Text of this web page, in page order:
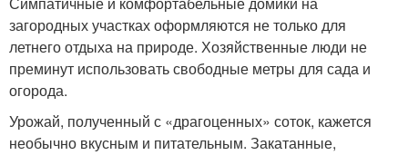
загородных участках оформляются не только для
летнего отдыха на природе. Хозяйственные люди не
преминут использовать свободные метры для сада и
огорода.
Урожай, полученный с «драгоценных» соток, кажется
необычно вкусным и питательным. Закатанные,